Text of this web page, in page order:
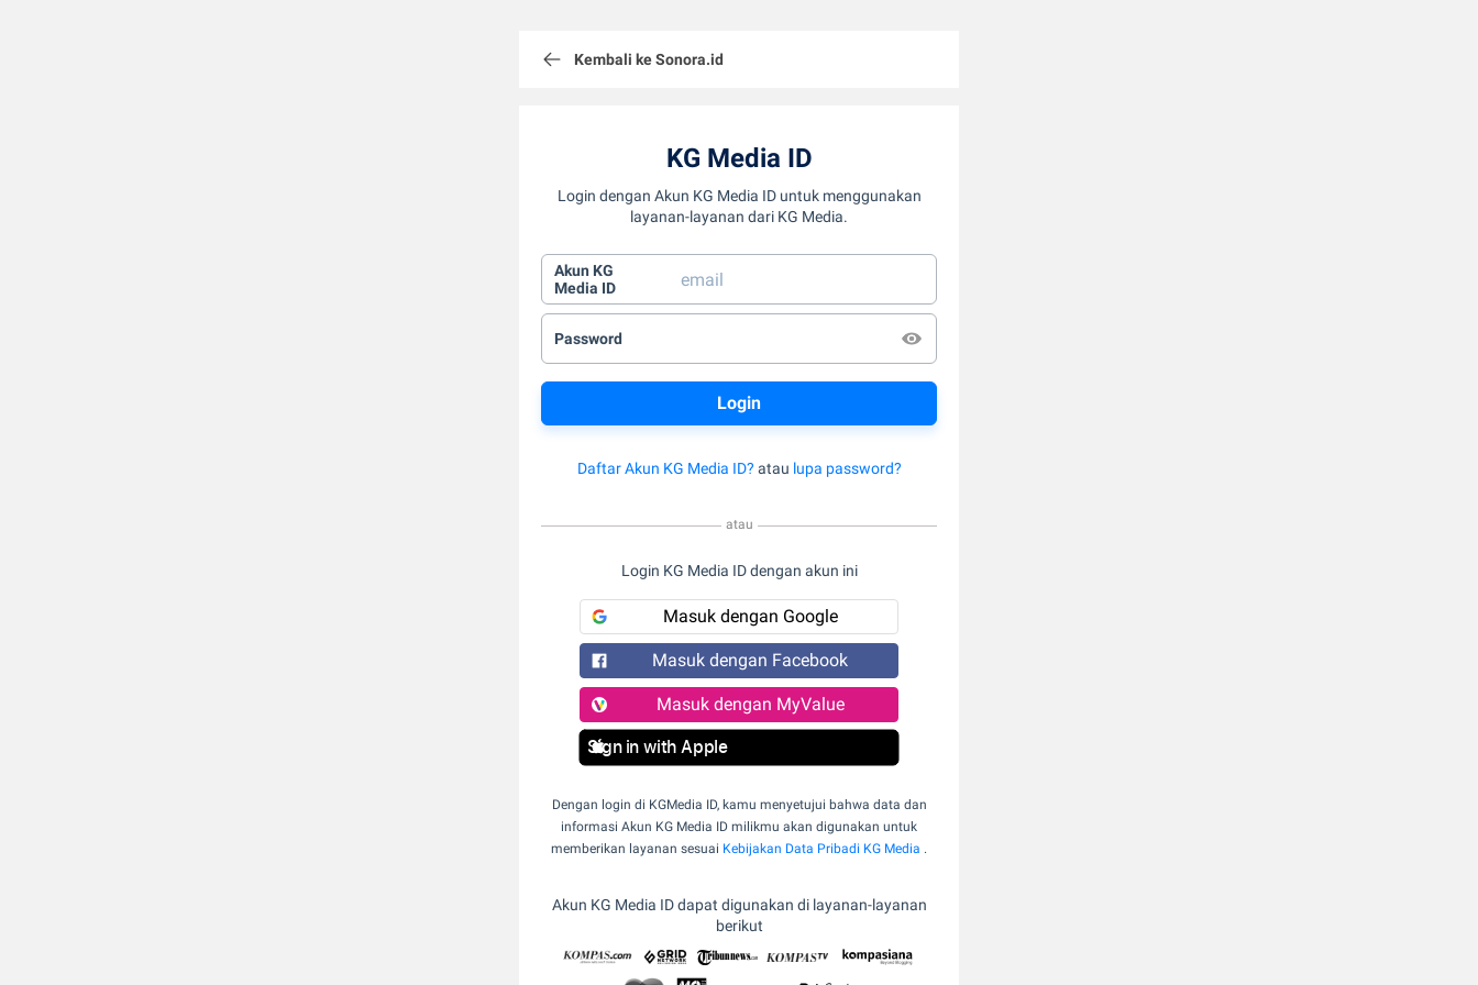
Kembali ke Sonora.id
KG Media ID
Login dengan Akun KG Media ID untuk menggunakan
layanan-layanan dari KG Media.
Akun KG
Media ID
Password
Daftar Akun KG Media ID? atau lupa password?
atau
Login KG Media ID dengan akun ini
Masuk dengan Google
Masuk dengan Facebook
Masuk dengan MyValue
Sign in with Apple
Dengan login di KGMedia ID, kamu menyetujui bahwa data dan
informasi Akun KG Media ID milikmu akan digunakan untuk
memberikan layanan sesuai Kebijakan Data Pribadi KG Media .
Akun KG Media ID dapat digunakan di layanan-layanan
berikut